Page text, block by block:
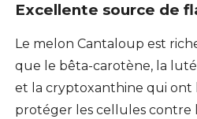
Excellente source de
Le melon Cantaloup est
que le bêta-carotène, la
et la cryptoxanthine qui ont
protéger les cellules contre